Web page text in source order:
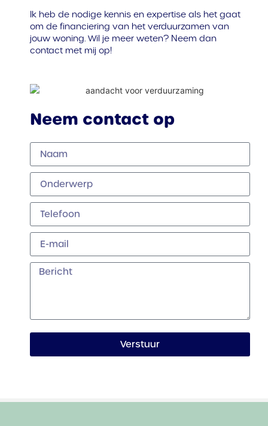
Ik heb de nodige kennis en expertise als het gaat
om de financiering van het verduurzamen van
jouw woning. Wil je meer weten? Neem dan
contact met mij op!
Neem contact op
Verstuur